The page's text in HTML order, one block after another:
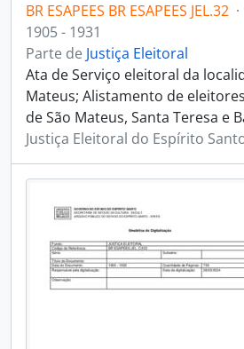
BR ESAPEES BR ESAPEES JEL.32 ·
1905 - 1931
Parte de Justiça Eleitoral
Ata de Serviço eleitoral da
Mateus; Alistamento de
de São Mateus, Santa Teresa e
Justiça Eleitoral do Espírito